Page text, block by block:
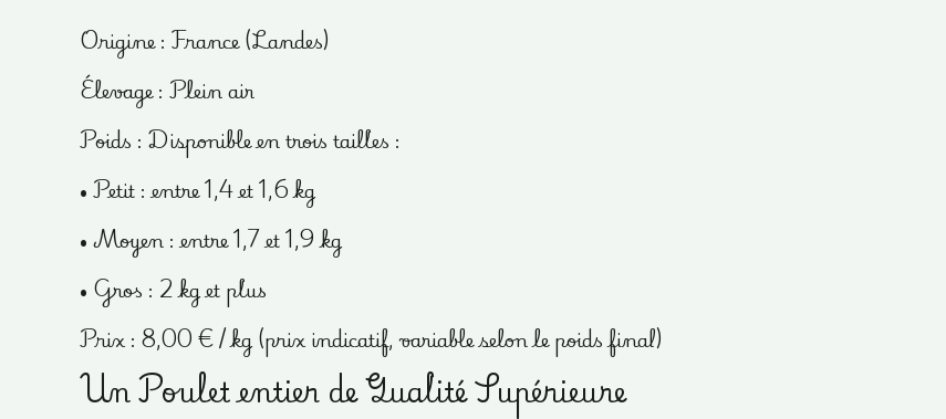
Origine : France (Landes)
Élevage : Plein air
Poids : Disponible en trois tailles :
• Petit : entre 1,4 et 1,6 kg
• Moyen : entre 1,7 et 1,9 kg
• Gros : 2 kg et plus
Prix : 8,00 € / kg (prix indicatif, variable selon le poids final)
Un Poulet entier de Qualité Supérieure